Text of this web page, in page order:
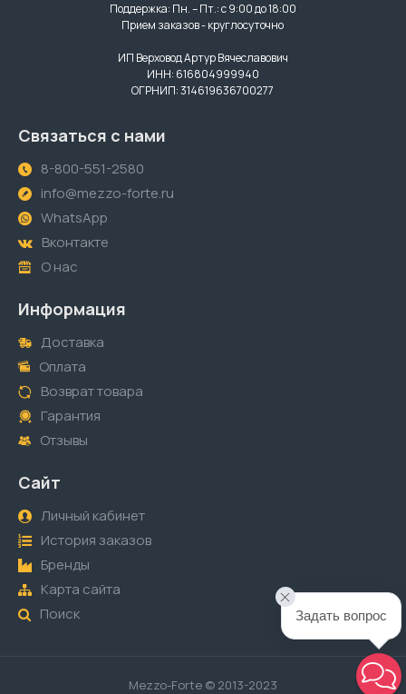
Поддержка: Пн. – Пт.: с 9:00 до 18:00
Прием заказов - круглосуточно
ИП Верховод Артур Вячеславович
ИНН: 616804999940
ОГРНИП: 314619636700277
Связаться с нами
8-800-551-2580
info@mezzo-forte.ru
WhatsApp
Вконтакте
О нас
Информация
Доставка
Оплата
Возврат товара
Гарантия
Отзывы
Сайт
Личный кабинет
История заказов
Бренды
Карта сайта
Поиск
Mezzo-Forte © 2013-2023
Задать вопрос